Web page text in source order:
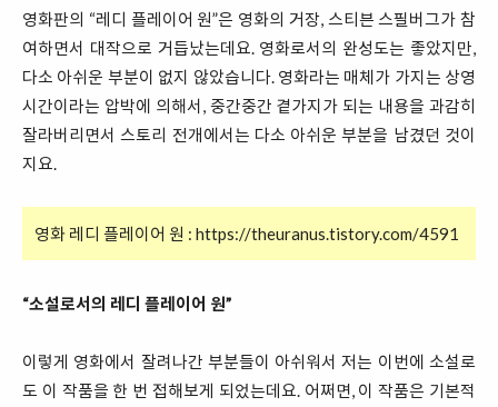
영화판의 “레디 플레이어 원”은 영화의 거장, 스티븐 스필버그가 참
여하면서 대작으로 거듭났는데요. 영화로서의 완성도는 좋았지만,
다소 아쉬운 부분이 없지 않았습니다. 영화라는 매체가 가지는 상영
시간이라는 압박에 의해서, 중간중간 곁가지가 되는 내용을 과감히
잘라버리면서 스토리 전개에서는 다소 아쉬운 부분을 남겼던 것이
지요.
영화 레디 플레이어 원 : https://theuranus.tistory.com/4591
“소설로서의 레디 플레이어 원”
이렇게 영화에서 잘려나간 부분들이 아쉬워서 저는 이번에 소설로
도 이 작품을 한 번 접해보게 되었는데요. 어쩌면, 이 작품은 기본적